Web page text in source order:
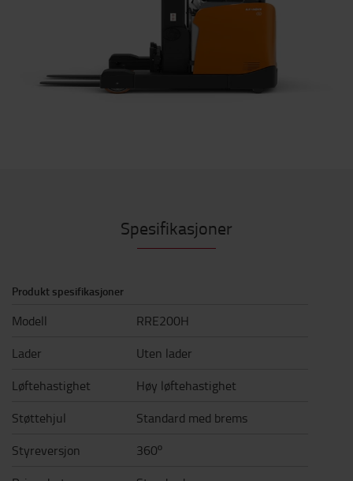
Spesifikasjoner
Produkt spesifikasjoner
Modell
RRE200H
Lader
Uten lader
Løftehastighet
Høy løftehastighet
Støttehjul
Standard med brems
Styreversjon
360º